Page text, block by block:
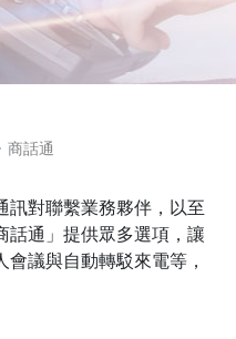
商話通
訊對聯繫業務夥伴，以至
話通」提供眾多選項，讓
議與自動轉駁來電等，